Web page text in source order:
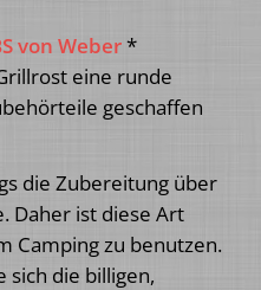
von Weber*
eine runde
geschaffen
die Zubereitung über
Daher ist diese Art
Camping zu benutzen.
sich die billigen,